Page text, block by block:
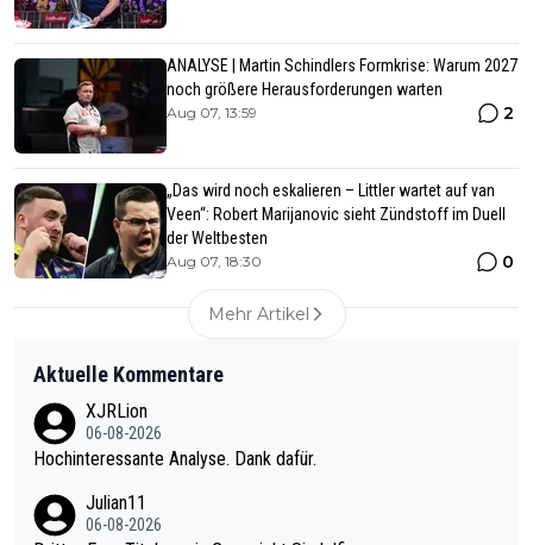
ANALYSE | Martin Schindlers Formkrise: Warum 2027
noch größere Herausforderungen warten
Aug 07, 13:59 2
„Das wird noch eskalieren – Littler wartet auf van
Veen“: Robert Marijanovic sieht Zündstoff im Duell
der Weltbesten
Aug 07, 18:30 0
Mehr Artikel
Aktuelle Kommentare
XJRLion
06-08-2026
Hochinteressante Analyse. Dank dafür.
Julian11
06-08-2026